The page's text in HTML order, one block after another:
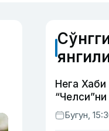
Нега
Бугун,